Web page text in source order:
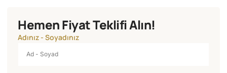
Hemen Fiyat Teklifi Alın!
Adınız - Soyadınız